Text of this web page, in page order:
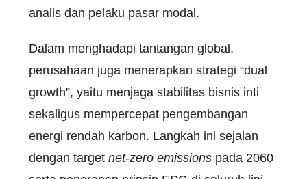
analis dan pelaku pasar modal.
Dalam menghadapi tantangan global,
perusahaan juga menerapkan strategi “dual
growth”, yaitu menjaga stabilitas bisnis inti
sekaligus mempercepat pengembangan
energi rendah karbon. Langkah ini sejalan
dengan target net-zero emissions pada 2060